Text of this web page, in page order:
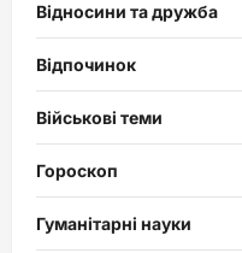
Відносини та дружба
Відпочинок
Військові теми
Гороскоп
Гуманітарні науки